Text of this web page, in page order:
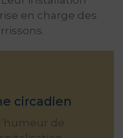
en charge des
circadien
de